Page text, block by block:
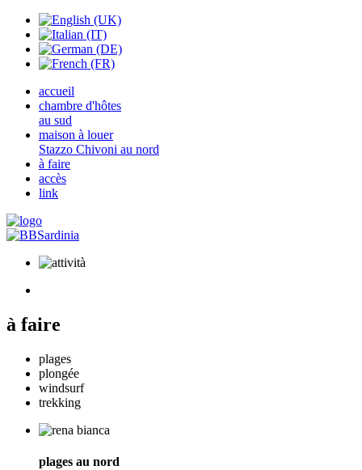
accueil
chambre d'hôtes
au sud
maison à louer
Stazzo Chivoni au nord
à faire
accès
link
à faire
plages
plongée
windsurf
trekking
plages au nord